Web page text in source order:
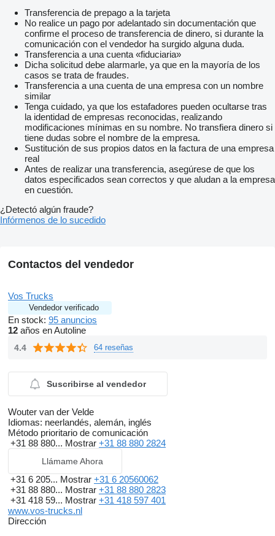
Transferencia de prepago a la tarjeta
No realice un pago por adelantado sin documentación que
confirme el proceso de transferencia de dinero, si durante la
comunicación con el vendedor ha surgido alguna duda.
Transferencia a una cuenta «fiduciaria»
Dicha solicitud debe alarmarle, ya que en la mayoría de los
casos se trata de fraudes.
Transferencia a una cuenta de una empresa con un nombre
similar
Tenga cuidado, ya que los estafadores pueden ocultarse tras
la identidad de empresas reconocidas, realizando
modificaciones mínimas en su nombre. No transfiera dinero si
tiene dudas sobre el nombre de la empresa.
Sustitución de sus propios datos en la factura de una empresa
real
Antes de realizar una transferencia, asegúrese de que los
datos especificados sean correctos y que aludan a la empresa
en cuestión.
¿Detectó algún fraude?
Infórmenos de lo sucedido
Contactos del vendedor
Vos Trucks
Vendedor verificado
En stock: 95 anuncios
12 años en Autoline
4.4 64 reseñas
Suscribirse al vendedor
Wouter van der Velde
Idiomas: neerlandés, alemán, inglés
Método prioritario de comunicación
+31 88 880... Mostrar +31 88 880 2824
Llámame Ahora
+31 6 205... Mostrar +31 6 20560062
+31 88 880... Mostrar +31 88 880 2823
+31 418 59... Mostrar +31 418 597 401
www.vos-trucks.nl
Dirección